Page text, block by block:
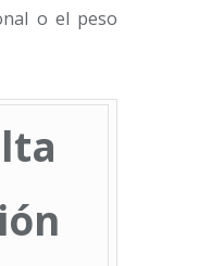
o el peso